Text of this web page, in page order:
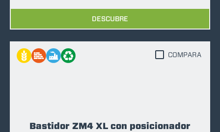
DESCUBRE
Bastidor ZM4 XL con posicionador
COMPARA